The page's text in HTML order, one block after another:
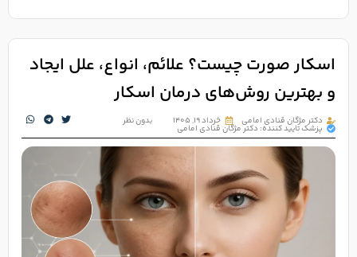
اسکار صورت چیست؟ علائم، انواع، علل ایجاد
و بهترین روش‌های درمان اسکار
دکتر مژگان قنادی امامی خرداد ۱۹, ۱۴۰۵ بدون نظر
پزشک تایید کننده: دکتر مژگان قنادی امامی